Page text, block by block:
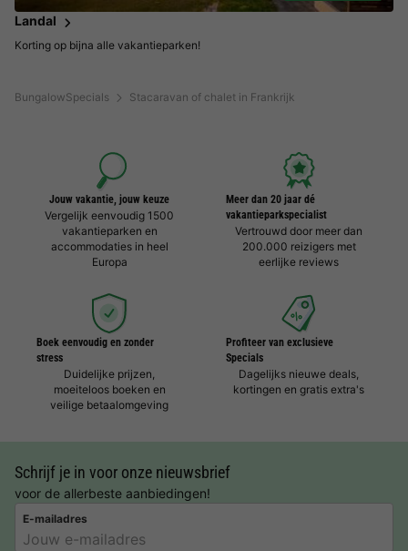
BungalowSpecials Stacaravan of chalet in Frankrijk
Landal
Korting op bijna alle vakantieparken!
Jouw vakantie, jouw keuze
Vergelijk eenvoudig 1500
vakantieparken en
accommodaties in heel
Europa
Meer dan 20 jaar dé
vakantieparkspecialist
Vertrouwd door meer dan
200.000 reizigers met
eerlijke reviews
Boek eenvoudig en zonder
stress
Duidelijke prijzen,
moeiteloos boeken en
veilige betaalomgeving
Profiteer van exclusieve
Specials
Dagelijks nieuwe deals,
kortingen en gratis extra's
Schrijf je in voor onze nieuwsbrief
voor de allerbeste aanbiedingen!
E-mailadres